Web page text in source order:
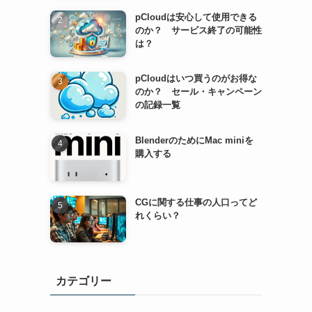
pCloudは安心して使用できる
のか？ サービス終了の可能性
は？
pCloudはいつ買うのがお得な
のか？ セール・キャンペーン
の記録一覧
BlenderのためにMac miniを
購入する
CGに関する仕事の人口ってど
れくらい？
カテゴリー